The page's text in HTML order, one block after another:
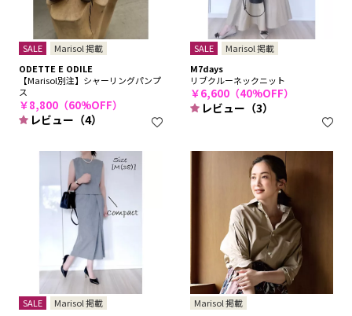
SALE
Marisol 掲載
ODETTE E ODILE
【Marisol別注】シャーリングパンプ
ス
￥8,800（60%OFF）
レビュー（4）
SALE
Marisol 掲載
M7days
リブクルーネックニット
￥6,600（40%OFF）
レビュー（3）
SALE
Marisol 掲載
Marisol 掲載